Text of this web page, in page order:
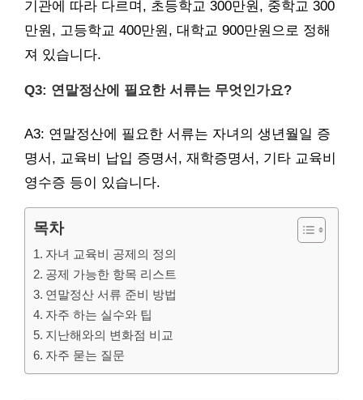
기관에 따라 다르며, 초등학교 300만원, 중학교 300
만원, 고등학교 400만원, 대학교 900만원으로 정해
져 있습니다.
Q3: 연말정산에 필요한 서류는 무엇인가요?
A3: 연말정산에 필요한 서류는 자녀의 생년월일 증
명서, 교육비 납입 증명서, 재학증명서, 기타 교육비
영수증 등이 있습니다.
목차
자녀 교육비 공제의 정의
공제 가능한 항목 리스트
연말정산 서류 준비 방법
자주 하는 실수와 팁
지난해와의 변화점 비교
자주 묻는 질문